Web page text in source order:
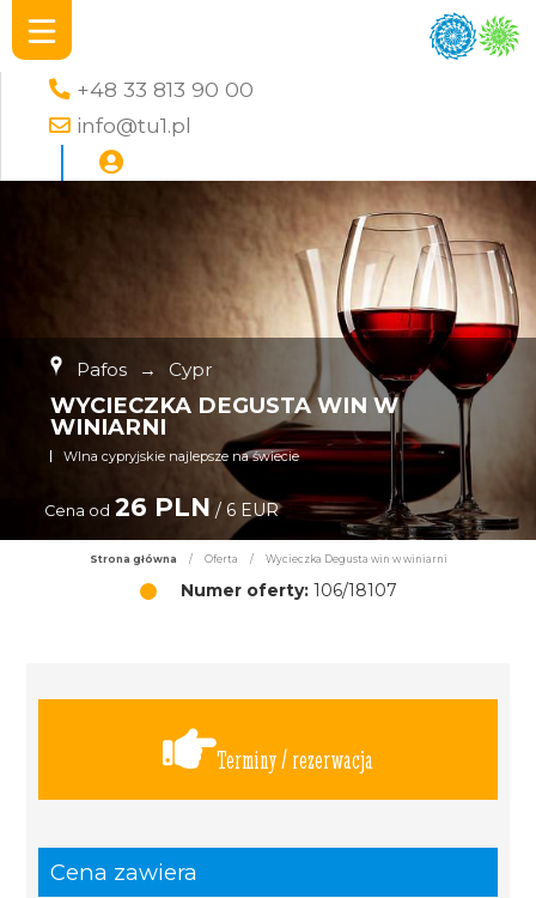
+48 33 813 90 00
info@tu1.pl
Pafos → Cypr
WYCIECZKA DEGUSTA WIN W
WINIARNI
WIna cypryjskie najlepsze na świecie
Cena od 26 PLN / 6 EUR
Strona główna / Oferta / Wycieczka Degusta win w winiarni
Numer oferty:106/18107
Terminy / rezerwacja
Cena zawiera